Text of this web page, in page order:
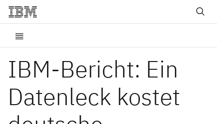
IBM-Bericht: Ein
Datenleck kostet